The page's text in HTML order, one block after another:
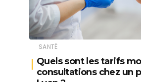
SANTÉ
Quels sont les tarifs
consultations chez un